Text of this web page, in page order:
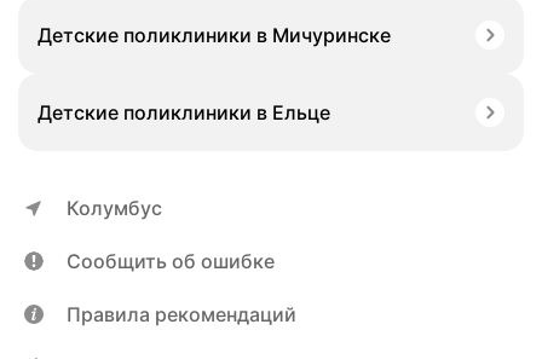
Детские поликлиники в Мичуринске
Детские поликлиники в Ельце
Колумбус
Сообщить об ошибке
Правила рекомендаций